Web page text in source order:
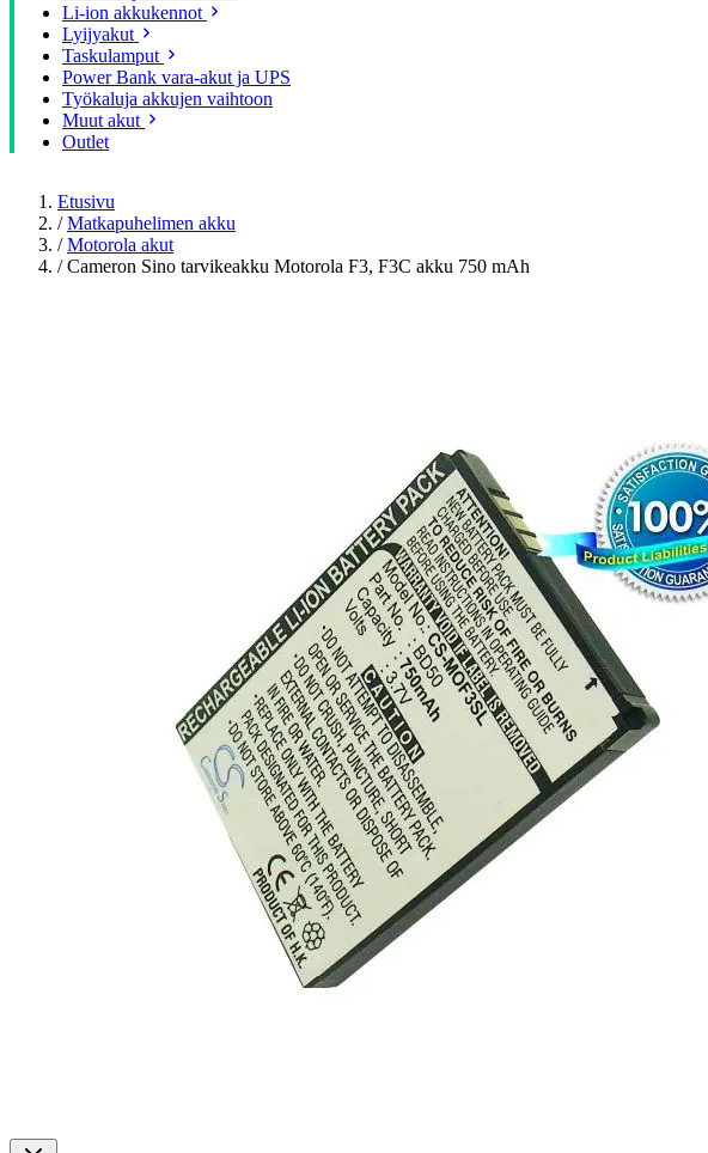
Li-ion akkukennot
Lyijyakut
Taskulamput
Power Bank vara-akut ja UPS
Työkaluja akkujen vaihtoon
Muut akut
Outlet
Etusivu
/ Matkapuhelimen akku
/ Motorola akut
/ Cameron Sino tarvikeakku Motorola F3, F3C akku 750 mAh